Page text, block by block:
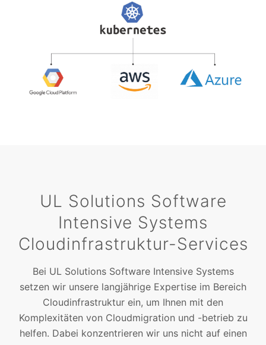
UL Solutions Software
Intensive Systems
Cloudinfrastruktur-Services
Bei UL Solutions Software Intensive Systems
setzen wir unsere langjährige Expertise im Bereich
Cloudinfrastruktur ein, um Ihnen mit den
Komplexitäten von Cloudmigration und -betrieb zu
helfen. Dabei konzentrieren wir uns nicht auf einen